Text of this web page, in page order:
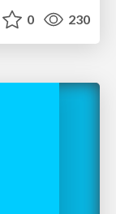
0 230